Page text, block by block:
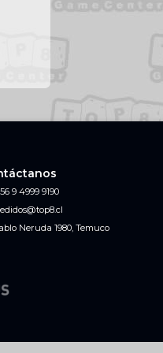
9 4999 9190
Neruda 1980, Temuco